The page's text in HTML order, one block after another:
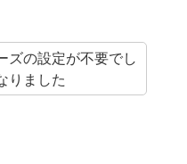
ズの設定が不要でし
りました